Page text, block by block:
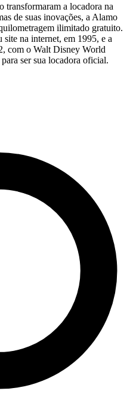
transformaram a locadora na
de suas inovações, a Alamo
ilimitado gratuito.
na internet, em 1995, e a
com o Walt Disney World
ser sua locadora oficial.